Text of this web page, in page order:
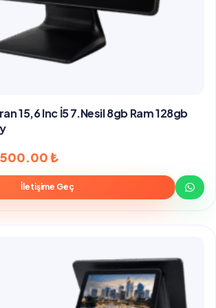
15,6 Inc İ5 7.Nesil 8gb Ram 128gb
₺
İletişime Geç